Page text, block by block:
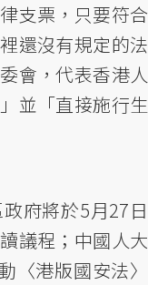
支票，只要符合
還沒有規定的法
會，代表香港人
並「直接施行生
府將於5月27日
議程；中國人大
〈港版國安法〉